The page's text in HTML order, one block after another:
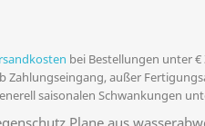
bei Bestellungen unter €
Zahlungseingang, außer
saisonalen Schwankungen
Plane aus